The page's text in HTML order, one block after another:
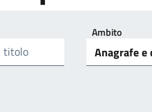
titolo
Ambito